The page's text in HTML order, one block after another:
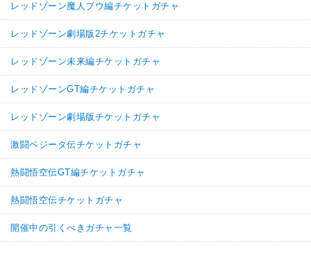
レッドゾーン魔人ブウ編チケットガチャ
レッドゾーン劇場版2チケットガチャ
レッドゾーン未来編チケットガチャ
レッドゾーンGT編チケットガチャ
レッドゾーン劇場版チケットガチャ
激闘ベジータ伝チケットガチャ
熱闘悟空伝GT編チケットガチャ
熱闘悟空伝チケットガチャ
開催中の引くべきガチャ一覧